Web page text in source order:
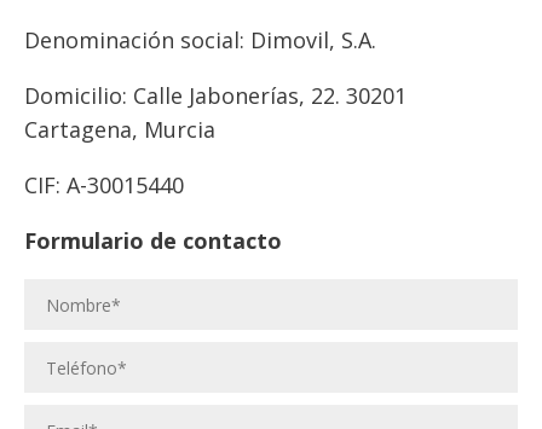
Denominación social: Dimovil, S.A.
Domicilio: Calle Jabonerías, 22. 30201
Cartagena, Murcia
CIF: A-30015440
Formulario de contacto